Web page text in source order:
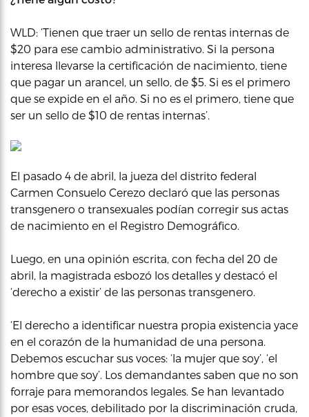
WLD: ‘Tienen que traer un sello de rentas internas de
$20 para ese cambio administrativo. Si la persona
interesa llevarse la certificación de nacimiento, tiene
que pagar un arancel, un sello, de $5. Si es el primero
que se expide en el año. Si no es el primero, tiene que
ser un sello de $10 de rentas internas’.
El pasado 4 de abril, la jueza del distrito federal
Carmen Consuelo Cerezo declaró que las personas
transgenero o transexuales podían corregir sus actas
de nacimiento en el Registro Demográfico.
Luego, en una opinión escrita, con fecha del 20 de
abril, la magistrada esbozó los detalles y destacó el
‘derecho a existir’ de las personas transgenero.
‘El derecho a identificar nuestra propia existencia yace
en el corazón de la humanidad de una persona.
Debemos escuchar sus voces: ‘la mujer que soy’, ‘el
hombre que soy’. Los demandantes saben que no son
forraje para memorandos legales. Se han levantado
por esas voces, debilitado por la discriminación cruda,